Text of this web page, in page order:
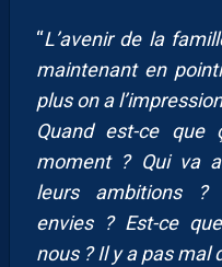
“L’avenir de la
maintenant en
plus on a
Quand est-ce
moment ? Qui va
leurs ambitions ?
envies ? Est-ce
nous ? Il y a pas mal